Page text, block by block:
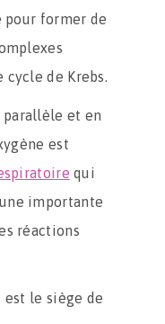
pour former de
cycle de Krebs.
parallèle et en
est
qui
importante
réactions
est le siège de